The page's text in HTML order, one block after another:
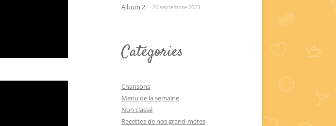
Album 2 20 septembre 2023
Catégories
Chansons
Menu de la semaine
Non classé
Recettes de nos grand-mères